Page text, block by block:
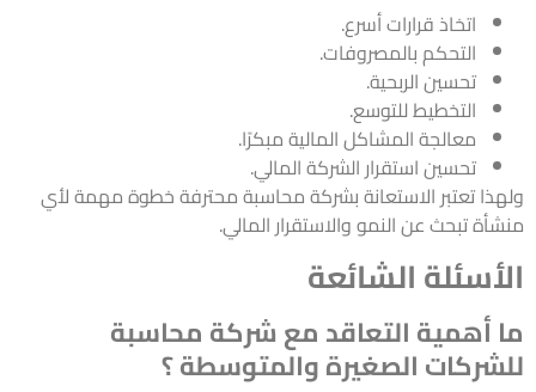
اتخاذ قرارات أسرع.
التحكم بالمصروفات.
تحسين الربحية.
التخطيط للتوسع.
معالجة المشاكل المالية مبكرًا.
تحسين استقرار الشركة المالي.
ولهذا تعتبر الاستعانة بشركة محاسبة محترفة خطوة مهمة لأي
منشأة تبحث عن النمو والاستقرار المالي.
الأسئلة الشائعة
ما أهمية التعاقد مع شركة محاسبة
للشركات الصغيرة والمتوسطة ؟